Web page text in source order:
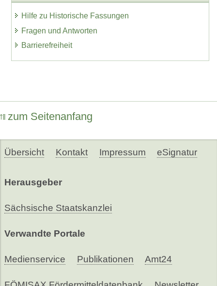
Hilfe zu Historische Fassungen
Fragen und Antworten
Barrierefreiheit
zum Seitenanfang
Übersicht Kontakt Impressum eSignatur
Herausgeber
Sächsische Staatskanzlei
Verwandte Portale
Medienservice Publikationen Amt24